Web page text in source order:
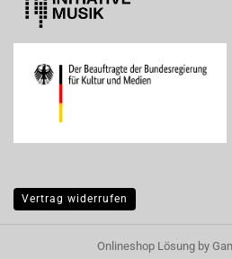
Vertrag widerrufen
Onlineshop Lösungby